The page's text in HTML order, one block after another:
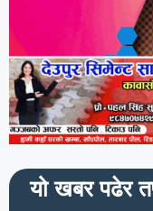
यो खबर पढेर